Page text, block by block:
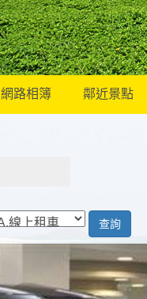
網路相簿 鄰近景點